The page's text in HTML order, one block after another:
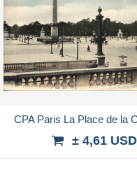
CPA Paris La Place de la
± 4,61 USD